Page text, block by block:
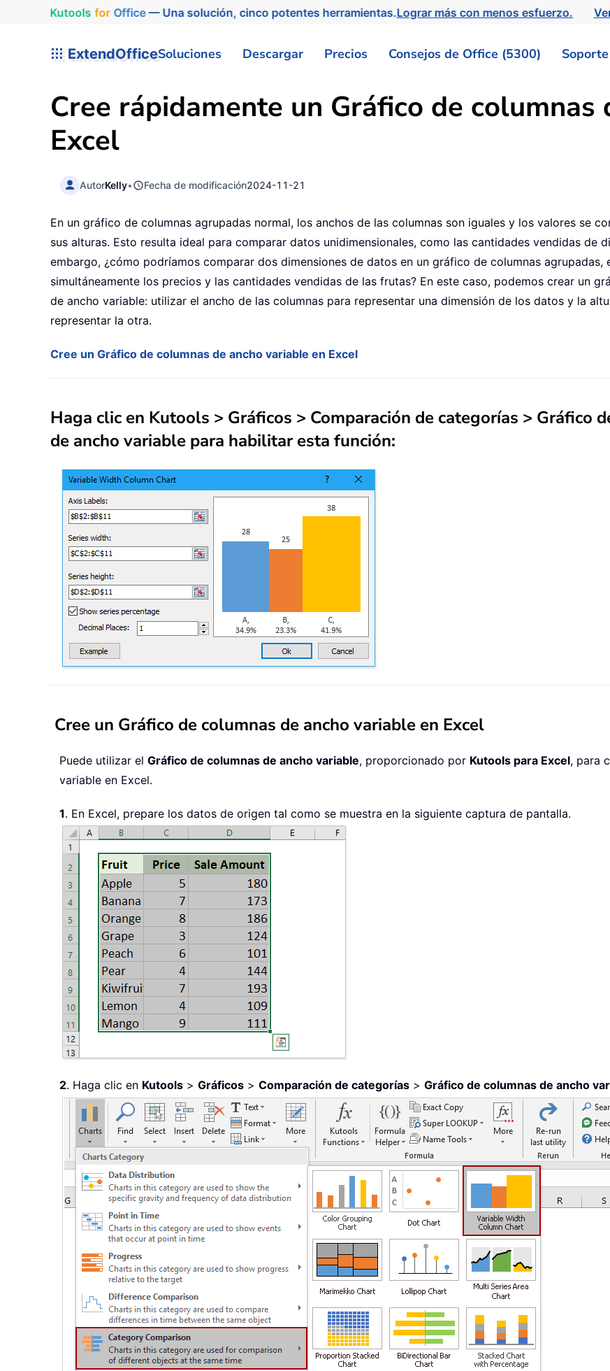
Kutools for Office— Una solución, cinco potentes herramientas.Lograr más con menos esfuerzo.
ExtendOfficeSoluciones Descargar Precios Consejos de Office (5300) Soporte
Cree rápidamente un Gráfico de columnas
Excel
AutorKelly• Fecha de modificación2024-11-21
En un gráfico de columnas agrupadas normal, los anchos de las columnas son iguales y los valores se
sus alturas. Esto resulta ideal para comparar datos unidimensionales, como las cantidades vendidas de
embargo, ¿cómo podríamos comparar dos dimensiones de datos en un gráfico de columnas agrupadas,
simultáneamente los precios y las cantidades vendidas de las frutas? En este caso, podemos crear un
de ancho variable: utilizar el ancho de las columnas para representar una dimensión de los datos y la
representar la otra.
Cree un Gráfico de columnas de ancho variable en Excel
Haga clic en Kutools > Gráficos > Comparación de categorías > Gráfico
de ancho variable para habilitar esta función:
Cree un Gráfico de columnas de ancho variable en Excel
Puede utilizar el Gráfico de columnas de ancho variable, proporcionado por Kutools para Excel, para
variable en Excel.
1. En Excel, prepare los datos de origen tal como se muestra en la siguiente captura de pantalla.
2. Haga clic en Kutools > Gráficos > Comparación de categorías > Gráfico de columnas de ancho